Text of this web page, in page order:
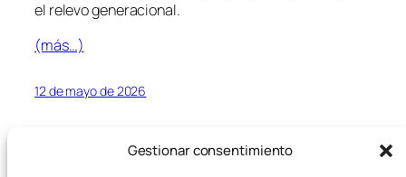
Gestionar consentimiento
el relevo generacional.
(más…)
12 de mayo de 2026